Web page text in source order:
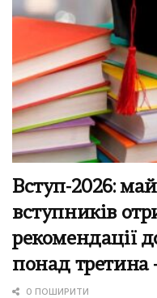
Вступ-2026:
вступників
рекомендації
понад третина
0 ПОШИРИТИ